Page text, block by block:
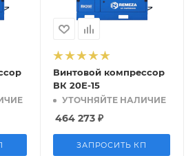
Винтовой компрессор
ВК 20Е-15
УТОЧНЯЙТЕ НАЛИЧИЕ
464 273 ₽
ЗАПРОСИТЬ КП